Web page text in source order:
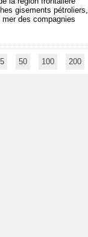
gisements pétroliers,
des compagnies
50 100 200